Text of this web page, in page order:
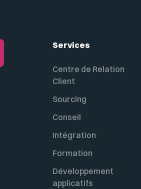
Services
Centre de Relation
Client
Sourcing
Conseil
Intégration
Formation
Développement
applicatifs